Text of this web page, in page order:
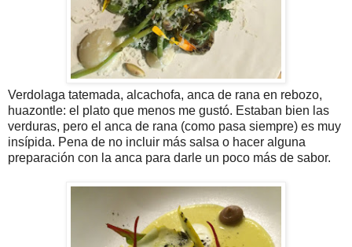
Verdolaga tatemada, alcachofa, anca de rana en rebozo,
huazontle: el plato que menos me gustó. Estaban bien las
verduras, pero el anca de rana (como pasa siempre) es muy
insípida. Pena de no incluir más salsa o hacer alguna
preparación con la anca para darle un poco más de sabor.